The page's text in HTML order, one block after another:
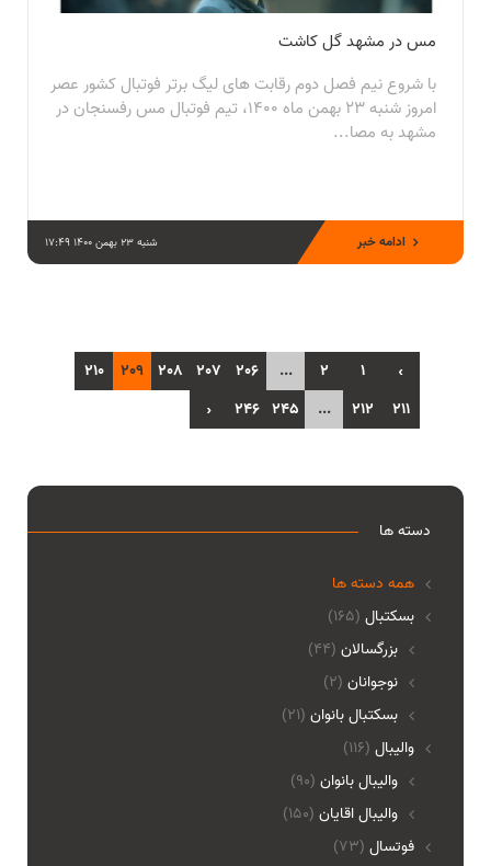
مس در مشهد گل کاشت
با شروع نیم فصل دوم رقابت های لیگ برتر فوتبال کشور عصر
امروز شنبه ۲۳ بهمن ماه ۱۴۰۰، تیم فوتبال مس رفسنجان در
مشهد به مصا...
شنبه 23 بهمن 1400 17:49 ادامه خبر
‹
1
2
...
206
207
208
209
210
211
212
...
245
246
›
دسته ها
همه دسته ها
(165) بسکتبال
بزرگسالان (44)
نوجوانان (2)
بسکتبال بانوان (21)
(116) والیبال
واليبال بانوان (90)
واليبال اقايان (150)
(73) فوتسال